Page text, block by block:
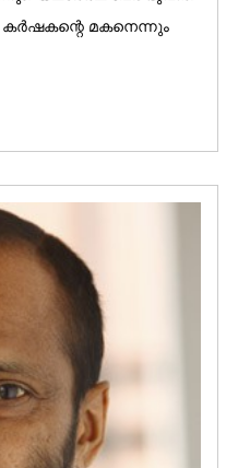
മകനെന്നും